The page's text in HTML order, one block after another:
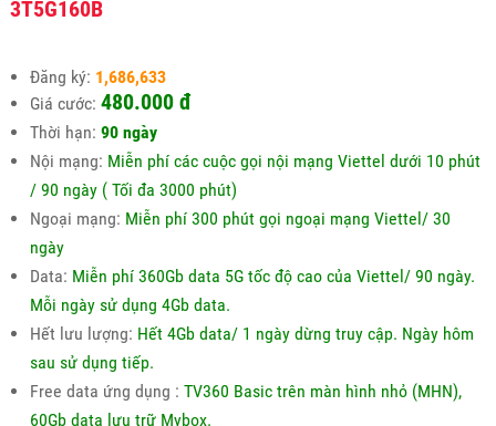
3T5G160B
Đăng ký: 1,686,633
Giá cước: 480.000 đ
Thời hạn: 90 ngày
Nội mạng: Miễn phí các cuộc gọi nội mạng Viettel dưới 10 phút
/ 90 ngày ( Tối đa 3000 phút)
Ngoại mạng: Miễn phí 300 phút gọi ngoại mạng Viettel/ 30
ngày
Data: Miễn phí 360Gb data 5G tốc độ cao của Viettel/ 90 ngày.
Mỗi ngày sử dụng 4Gb data.
Hết lưu lượng: Hết 4Gb data/ 1 ngày dừng truy cập. Ngày hôm
sau sử dụng tiếp.
Free data ứng dụng : TV360 Basic trên màn hình nhỏ (MHN),
60Gb data lưu trữ Mybox.